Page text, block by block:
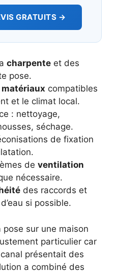
GRATUITS →
charpente et des
pose.
matériaux compatibles
et le climat local.
: nettoyage,
séchage.
de fixation
de ventilation
nécessaire.
des raccords et
si possible.
sur une maison
particulier car
présentait des
a combiné des